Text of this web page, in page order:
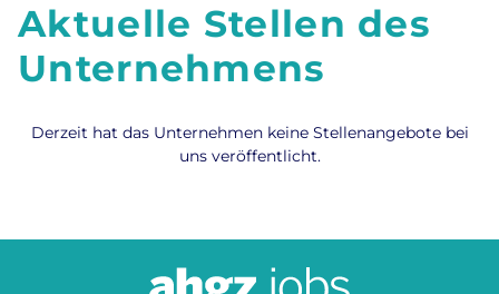
Aktuelle Stellen des
Unternehmens
Derzeit hat das Unternehmen keine Stellenangebote bei
uns veröffentlicht.